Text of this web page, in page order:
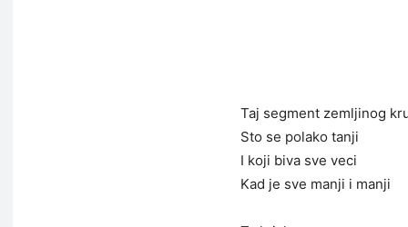
Taj segment zemljinog
Sto se polako tanji
I koji biva sve veci
Kad je sve manji i manji